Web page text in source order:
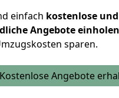
einfach kostenlose und
Angebote einholen
sparen.
Kostenlose Angebote